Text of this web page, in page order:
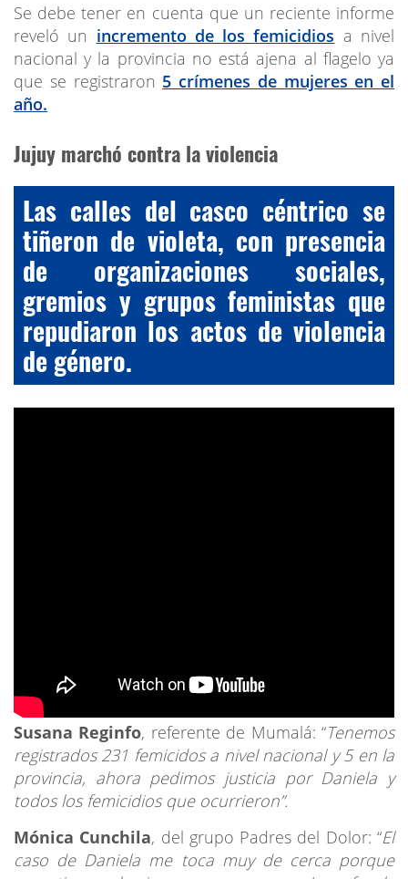
Se debe tener en cuenta que un reciente informe
reveló un incremento de los femicidios a nivel
nacional y la provincia no está ajena al flagelo ya
que se registraron 5 crímenes de mujeres en el
año.
Jujuy marchó contra la violencia
Las calles del casco céntrico se
tiñeron de violeta, con presencia
de organizaciones sociales,
gremios y grupos feministas que
repudiaron los actos de violencia
de género.
Susana Reginfo, referente de Mumalá: “Tenemos
registrados 231 femicidos a nivel nacional y 5 en la
provincia, ahora pedimos justicia por Daniela y
todos los femicidios que ocurrieron”.
Mónica Cunchila, del grupo Padres del Dolor: “El
caso de Daniela me toca muy de cerca porque